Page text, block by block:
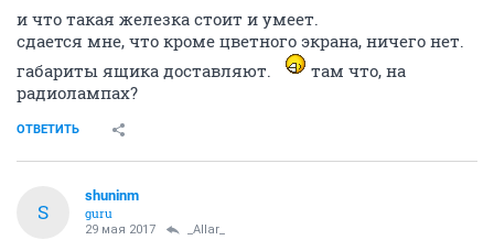
и что такая железка стоит и умеет.
сдается мне, что кроме цветного экрана, ничего нет.
габариты ящика доставляют.
там что, на
радиолампах?
ОТВЕТИТЬ
S
shuninm
guru
29 мая 2017 _Allar_